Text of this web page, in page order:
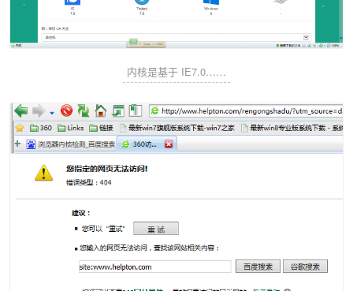
内核是基于 IE7.0……